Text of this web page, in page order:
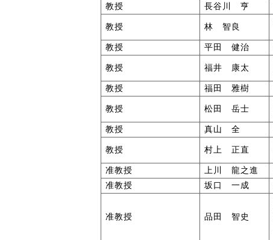
教授
長谷川 亨
教授 林 智良
教授
平田 健治
教授 福井 康太
教授
福田 雅樹
教授 松田 岳士
教授
真山 全
教授 村上 正直
准教授
上川 龍之進
准教授
坂口 一成
准教授 品田 智史